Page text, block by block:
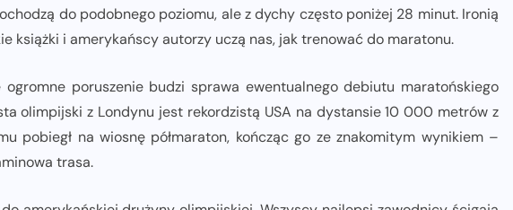
do podobnego poziomu, ale z dychy często poniżej 28 minut. Ironią
książki i amerykańscy autorzy uczą nas, jak trenować do maratonu.
poruszenie budzi sprawa ewentualnego debiutu maratońskiego
olimpijski z Londynu jest rekordzistą USA na dystansie 10 000 metrów z
pobiegł na wiosnę półmaraton, kończąc go ze znakomitym wynikiem –
trasa.